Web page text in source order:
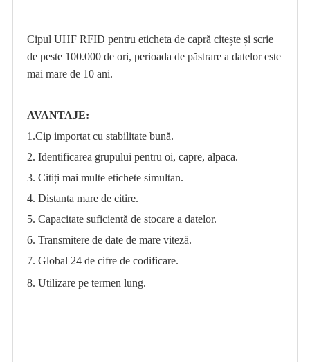
Cipul UHF RFID pentru eticheta de capră citește și scrie
de peste 100.000 de ori, perioada de păstrare a datelor este
mai mare de 10 ani.
AVANTAJE:
1.Cip importat cu stabilitate bună.
2. Identificarea grupului pentru oi, capre, alpaca.
3. Citiți mai multe etichete simultan.
4. Distanta mare de citire.
5. Capacitate suficientă de stocare a datelor.
6. Transmitere de date de mare viteză.
7. Global 24 de cifre de codificare.
8. Utilizare pe termen lung.